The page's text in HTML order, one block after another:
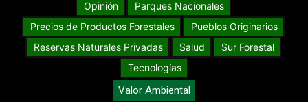
Opinión
Parques Nacionales
Precios de Productos Forestales
Pueblos Originarios
Reservas Naturales Privadas
Salud
Sur Forestal
Tecnologías
Valor Ambiental